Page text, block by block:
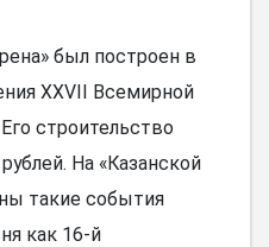
был построен в
XXVII Всемирной
строительство
На «Казанской
такие события
как 16-й